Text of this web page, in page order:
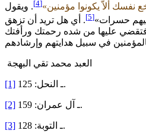
نفسك ألاّ يكونوا مؤمنين»[4]
. ويقول
حسرات»[5]
. أي هل تريد أن تزهق
عليها من شده رحمتك ورأفتك
العبد محمد تقي البهجة
[1] ـ النحل: 125.
[2] ـ آل عمران: 159.
[3] ـ التوبة: 128.